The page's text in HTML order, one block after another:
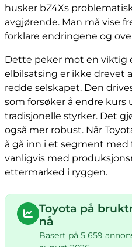
husker bZ4Xs
avgjørende. Man må vise
forklare endringene og
Dette peker mot en viktig
elbilsatsing er ikke drevet
redde selskapet. Den
som forsøker å endre kurs
tradisjonelle styrker. Det
også mer robust. Når
å gå inn i et segment med
vanligvis med
ettermarked i ryggen.
Toyota på
nå
Basert på 5 659